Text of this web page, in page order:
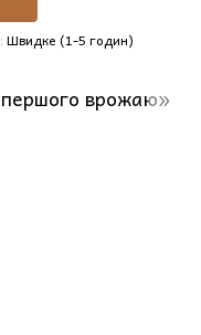
Швидке (1-5 годин)